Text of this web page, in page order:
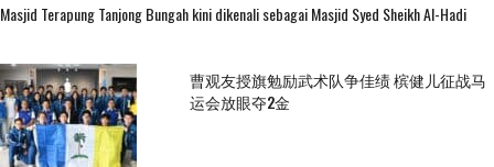
Masjid Terapung Tanjong Bungah kini dikenali sebagai Masjid Syed Sheikh Al-Hadi
曹观友授旗勉励武术队争佳绩 槟健儿征战马
运会放眼夺2金